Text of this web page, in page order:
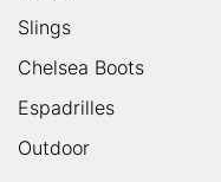
Slings
Chelsea Boots
Espadrilles
Outdoor